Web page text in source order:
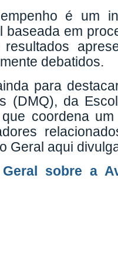
é um
baseada em
debatidos.
para
(DMQ), da
coordena
Geral aqui
sobre a